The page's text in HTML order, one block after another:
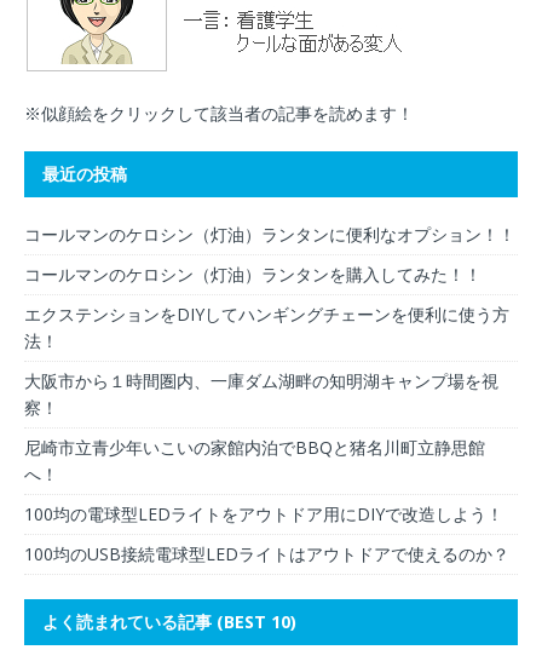
※似顔絵をクリックして該当者の記事を読めます！
最近の投稿
コールマンのケロシン（灯油）ランタンに便利なオプション！！
コールマンのケロシン（灯油）ランタンを購入してみた！！
エクステンションをDIYしてハンギングチェーンを便利に使う方
法！
大阪市から１時間圏内、一庫ダム湖畔の知明湖キャンプ場を視
察！
尼崎市立青少年いこいの家館内泊でBBQと猪名川町立静思館
へ！
100均の電球型LEDライトをアウトドア用にDIYで改造しよう！
100均のUSB接続電球型LEDライトはアウトドアで使えるのか？
よく読まれている記事 (BEST 10)